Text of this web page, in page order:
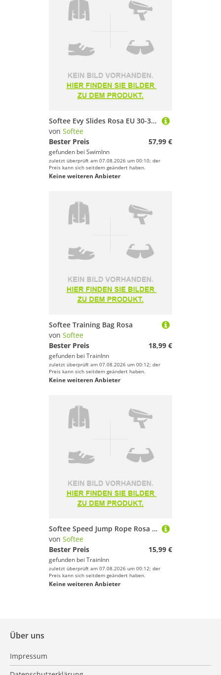
Softee Evy Slides Rosa EU 30-35 Mann
von Softee
Bester Preis
57,99 €
gefunden bei SwimInn
zuletzt überprüft am 07.08.2026 um 00:10; der
Preis kann sich seitdem geändert haben.
Keine weiteren Anbieter
Softee Training Bag Rosa
von Softee
Bester Preis
18,99 €
gefunden bei TrainInn
zuletzt überprüft am 07.08.2026 um 00:12; der
Preis kann sich seitdem geändert haben.
Keine weiteren Anbieter
Softee Speed Jump Rope Rosa 3 m
von Softee
Bester Preis
15,99 €
gefunden bei TrainInn
zuletzt überprüft am 07.08.2026 um 00:12; der
Preis kann sich seitdem geändert haben.
Keine weiteren Anbieter
Über uns
Impressum